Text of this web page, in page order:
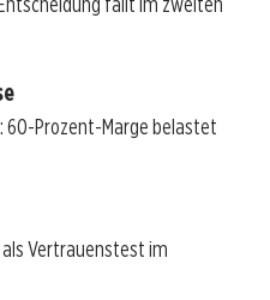
60-Prozent-Marge belastet
Vertrauenstest im